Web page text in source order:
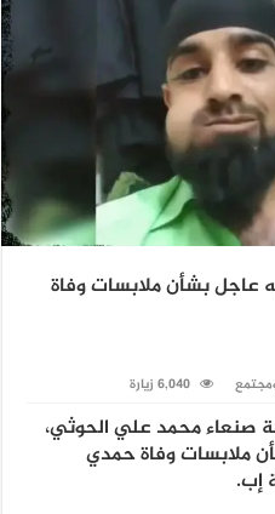
عاجل بشأن ملابسات وفاة
6,040 زيارة
محمد علي الحوثي،
ملابسات وفاة حمدي
إب.